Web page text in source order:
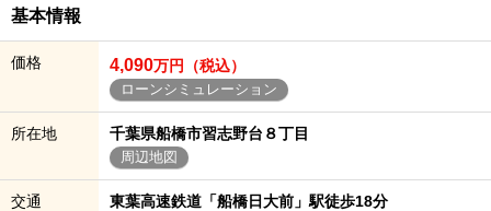
基本情報
価格 4,090万円（税込）
ローンシミュレーション
所在地 千葉県船橋市習志野台８丁目
周辺地図
交通 東葉高速鉄道「船橋日大前」駅徒歩18分